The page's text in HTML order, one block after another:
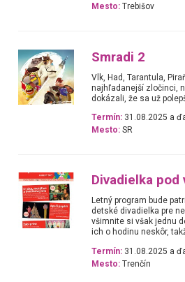
Mesto: Trebišov
Smradi 2
Vlk, Had, Tarantula,
najhľadanejší zločinci,
dokázali, že sa už
Termín: 31.08.2025 a
Mesto: SR
Divadielka pod
Letný program bude
detské divadielka pre
všimnite si však jednu
ich o hodinu neskôr,
Termín: 31.08.2025 a
Mesto: Trenčín